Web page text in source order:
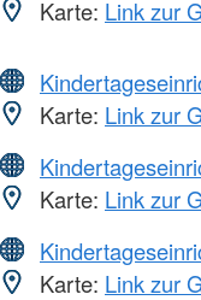
Karte: Link zur
Karte: Link zur
Karte: Link zur
Karte: Link zur